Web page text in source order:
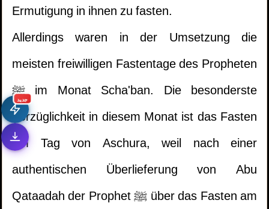
جديد
Ermutigung in ihnen zu fasten.
Allerdings waren in der Umsetzung die
meisten freiwilligen Fastentage des Propheten
ﷺ im Monat Scha'ban. Die besonderste
Vorzüglichkeit in diesem Monat ist das Fasten
am Tag von Aschura, weil nach einer
authentischen Überlieferung von Abu
Qataadah der Prophet ﷺ über das Fasten am